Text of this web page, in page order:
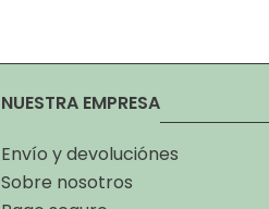
NUESTRA EMPRESA
Envío y devoluciónes
Sobre nosotros